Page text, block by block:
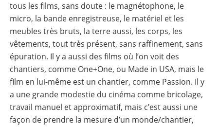
tous les films, sans doute : le magnétophone, le
micro, la bande enregistreuse, le matériel et les
meubles très bruts, la terre aussi, les corps, les
vêtements, tout très présent, sans raffinement, sans
épuration. Il y a aussi des films où l’on voit des
chantiers, comme One+One, ou Made in USA, mais le
film en lui-même est un chantier, comme Passion. Il y
a une grande modestie du cinéma comme bricolage,
travail manuel et approximatif, mais c’est aussi une
façon de prendre la mesure d’un monde/chantier,